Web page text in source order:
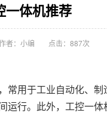
一体机推荐
者：小编 点击： 887次
用于工业自动化、
行。此外，工控一